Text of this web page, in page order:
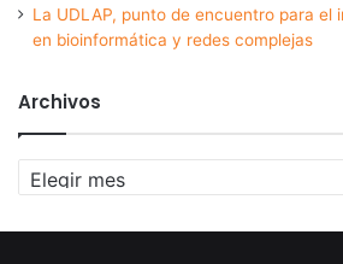
La UDLAP, punto de encuentro para el
en bioinformática y redes complejas
Archivos
Archivos